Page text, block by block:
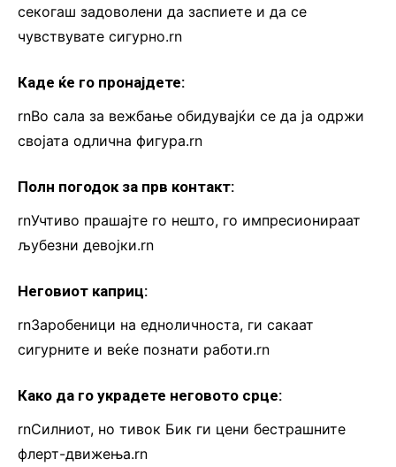
секогаш задоволени да заспиете и да се
чувствувате сигурно.rn
Каде ќе го пронајдете:
rnВо сала за вежбање обидувајќи се да ја одржи
својата одлична фигура.rn
Полн погодок за прв контакт:
rnУчтиво прашајте го нешто, го импресионираат
љубезни девојки.rn
Неговиот каприц:
rnЗаробеници на едноличноста, ги сакаат
сигурните и веќе познати работи.rn
Како да го украдете неговото срце:
rnСилниот, но тивок Бик ги цени бестрашните
флерт-движења.rn